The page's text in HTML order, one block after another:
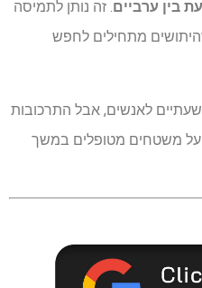
בין ערביים. זה נותן לתמיסה
מתחילים לחפש
לאנשים, אבל התרכובות
על משטחים מטופלים במשך